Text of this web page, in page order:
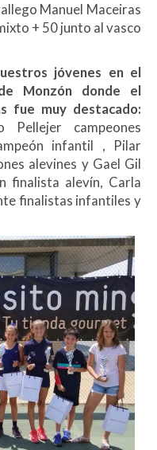
Manuel Maceiras
+ 50 junto al vasco
jóvenes en el
Monzón donde el
fue muy destacado:
campeones
infantil , Pilar
alevines y Gael Gil
finalista alevín, Carla
finalistas infantiles y